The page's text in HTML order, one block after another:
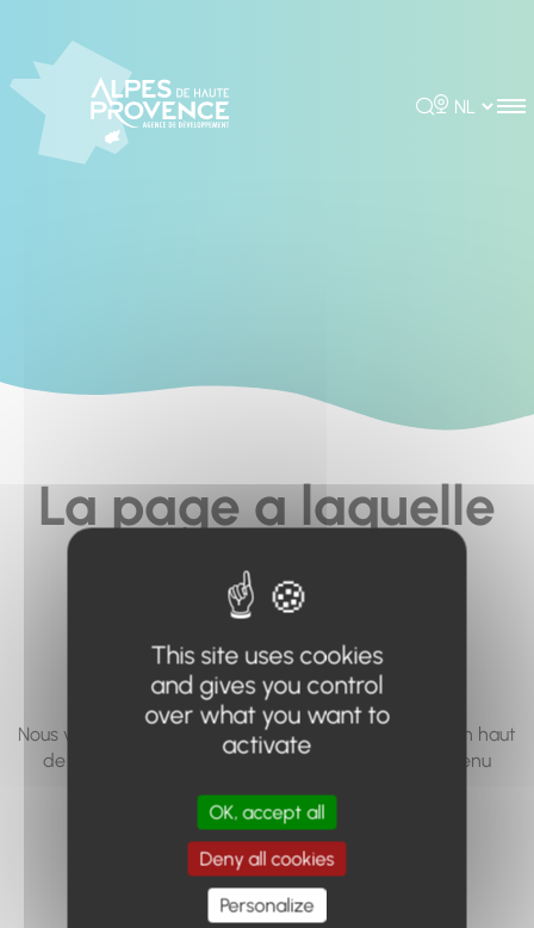
Rechercher
Choisir la
La page a laquelle
vous cherchez à
accéder n'existe
pas... ou plus.
Nous vous invitons à utiliser le moteur de recherche en haut
de page, ou à utiliser le menu pour trouver le contenu
Retour à l'accueil
This site uses cookies
and gives you control
over what you want to
activate
OK, accept all
Deny all cookies
Personalize